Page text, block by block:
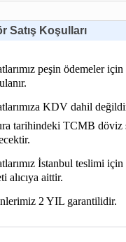
Satış Koşulları
peşin ödemeler
KDV dahil
tarihindeki TCMB döviz
İstanbul teslimi
alıcıya aittir.
2 YIL garantilidir.